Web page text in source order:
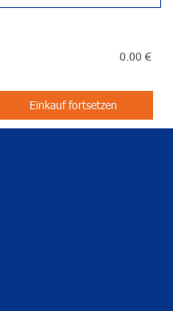
0.00 €
Einkauf fortsetzen